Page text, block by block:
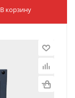
В корзину